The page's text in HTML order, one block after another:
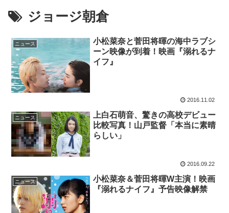
ジョージ朝倉
ニュース
小松菜奈と菅田将暉の海中ラブシ
ーン映像が到着！映画『溺れるナ
イフ』
2016.11.02
ニュース
上白石萌音、驚きの高校デビュー
比較写真！山戸監督「本当に素晴
らしい」
2016.09.22
ニュース
小松菜奈＆菅田将暉W主演！映画
『溺れるナイフ』予告映像解禁